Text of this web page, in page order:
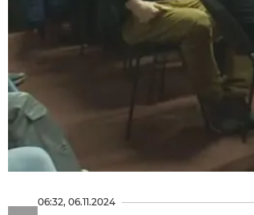
06:32, 06.11.2024